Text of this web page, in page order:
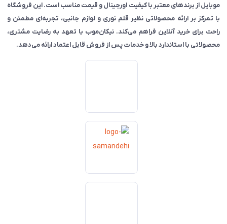
موبایل از برندهای معتبر با کیفیت اورجینال و قیمت مناسب است. این فروشگاه
با تمرکز بر ارائه محصولاتی نظیر قلم نوری و لوازم جانبی، تجربه‌ای مطمئن و
راحت برای خرید آنلاین فراهم می‌کند. نیکان‌موب با تعهد به رضایت مشتری،
محصولاتی با استاندارد بالا و خدمات پس از فروش قابل اعتماد ارائه می‌دهد.